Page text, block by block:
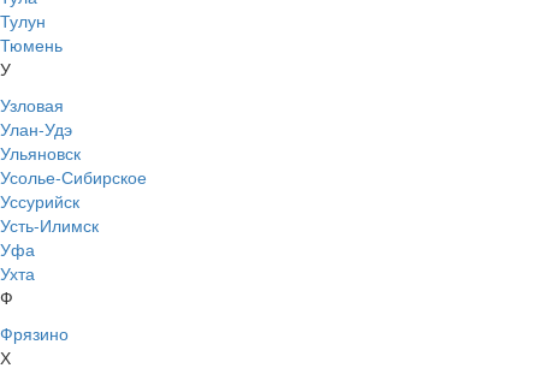
Тулун
Тюмень
У
Узловая
Улан-Удэ
Ульяновск
Усолье-Сибирское
Уссурийск
Усть-Илимск
Уфа
Ухта
Ф
Фрязино
Х